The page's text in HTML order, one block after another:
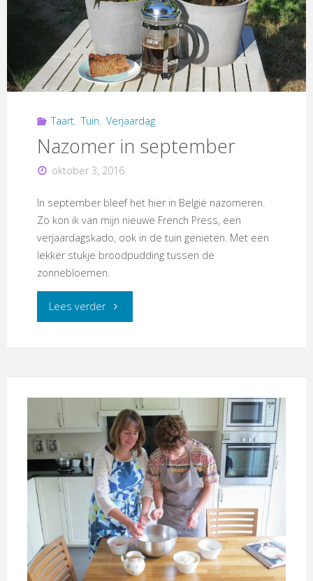
Taart, Tuin, Verjaardag
Nazomer in september
oktober 3, 2016
In september bleef het hier in België nazomeren.
Zo kon ik van mijn nieuwe French Press, een
verjaardagskado, ook in de tuin genieten. Met een
lekker stukje broodpudding tussen de
zonnebloemen.
Lees verder"Nazomer